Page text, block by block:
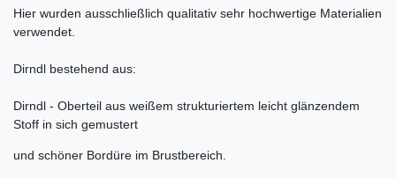
Hier wurden ausschließlich qualitativ sehr hochwertige Materialien
verwendet.
Dirndl bestehend aus:
Dirndl - Oberteil aus weißem strukturiertem leicht glänzendem
Stoff in sich gemustert
und schöner Bordüre im Brustbereich.